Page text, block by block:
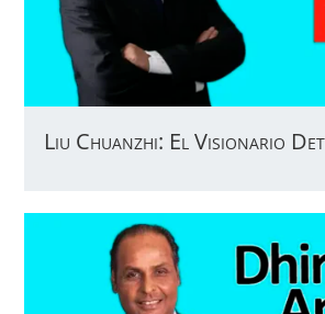
Liu Chuanzhi: El Visionario